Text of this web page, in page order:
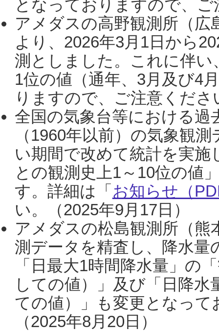
となっておりますので、
アメダスの高野観測所（
より、2026年3月1日から
測としました。これに伴い
1位の値（通年、3月及び4
りますので、ご注意くだ
全国の気象台等における過
（1960年以前）の気象観
い期間で改めて統計を実
との観測史上1～10位の値
す。詳細は「 お知らせ（
い。（2025年9月17日）
アメダスの松島観測所（熊
測データを精査し、降水
「日最大1時間降水量」の
しての値）」及び「日降
ての値）」も変更となっ
（2025年8月20日）